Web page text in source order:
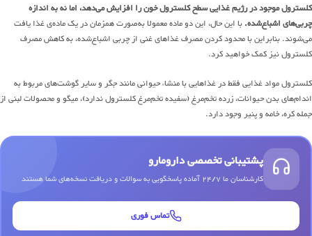
کلسترول موجود در رژیم غذایی سطح کلسترول خون را افزایش می‌دهد، اما نه به اندازه
چربی‌های اشباع‌شده.با این حال، این دو ماده معمولا به‌صورت همزمان در یک ماده‌ی غذا یافت
می‌شوند. بنابراین با محدود کردن مصرف غذاهای غنی از چربی اشباع‌شده، به کاهش مصرف
کلسترول نیز کمک خواهید کرد.
کلسترول مواد غذایی فقط در غذاهایی با منشاء حیوانی مانند جگر و سایر گوشت‌های مربوط به
اندام‌های بدن حیوانات، زرده تخم‌مرغ (سفیده تخم‌مرغ کلسترول ندارد)، میگو و محصولات لبنی از
جمله کره، خامه و پنیر وجود دارد.
پشتیبانی تخصصی دارومارو
کارشناسان ما 24/7 آماده پاسخگویی به سوالات و دریافت نسخه‌های شما هستند
تماس فوری